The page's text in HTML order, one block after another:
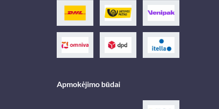
Apmokėjimo būdai